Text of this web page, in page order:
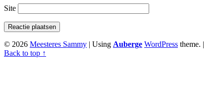
Site
© 2026 Meesteres Sammy | Using Auberge WordPress theme. |
Back to top ↑